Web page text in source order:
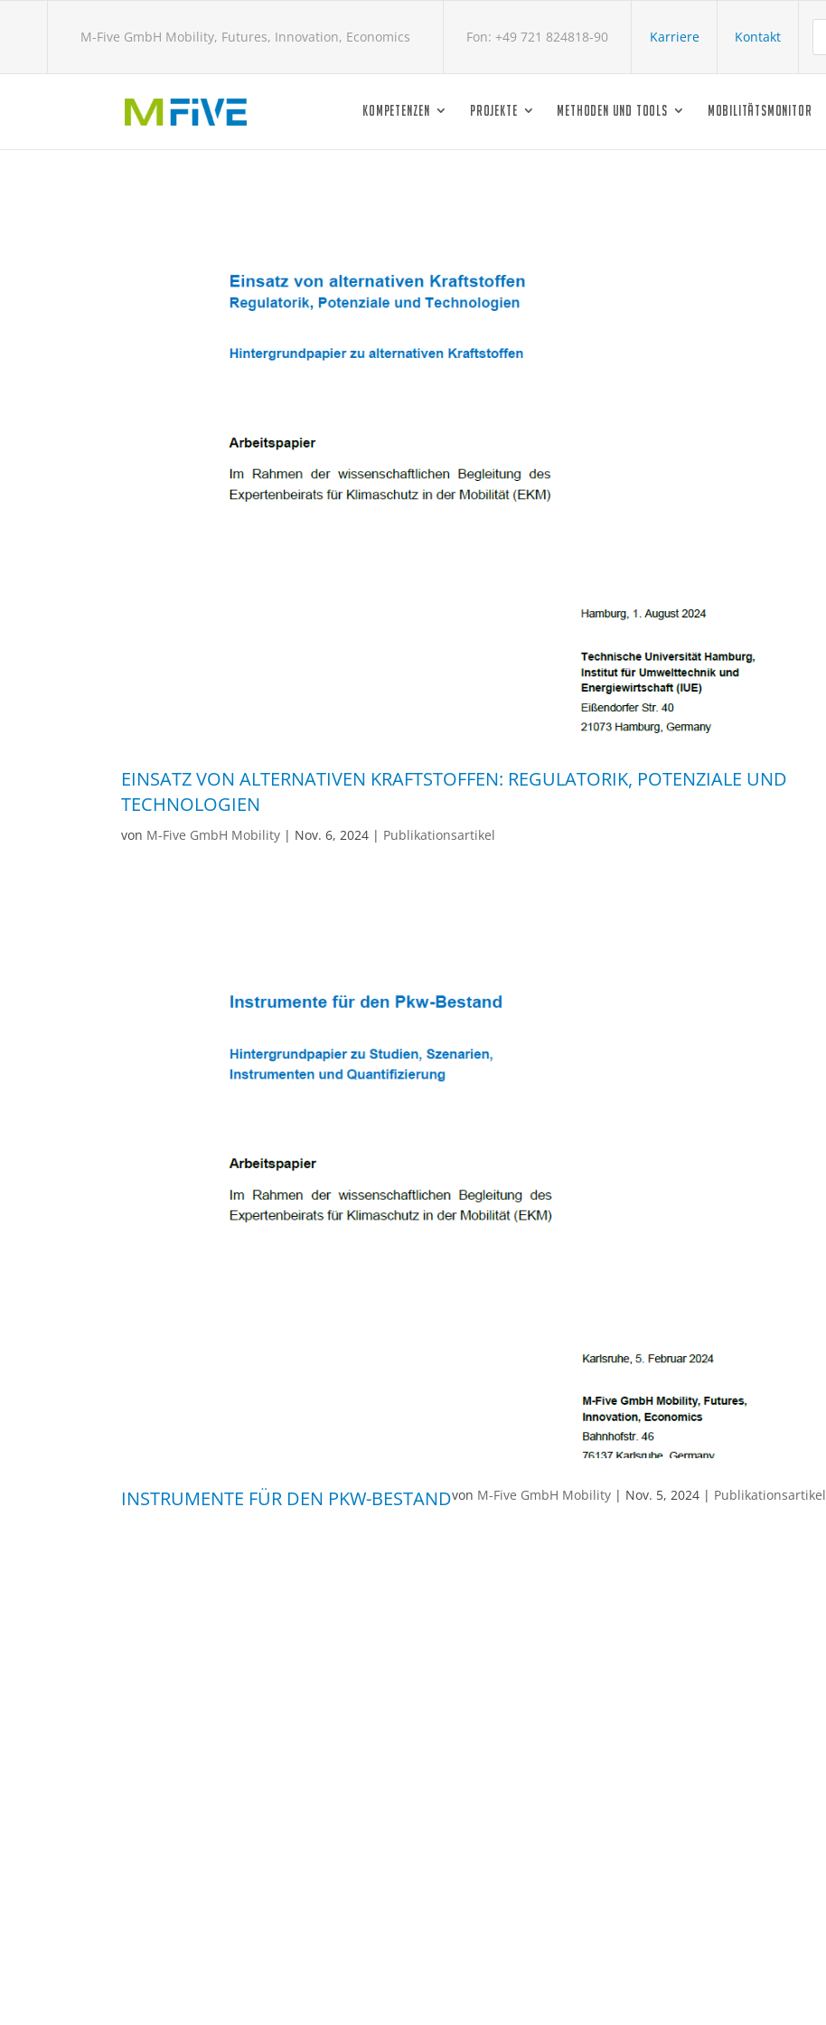
M-Five GmbH Mobility, Futures, Innovation, Economics Fon: +49 721 824818-90 Karriere Kontakt
KOMPETENZEN PROJEKTE METHODEN UND TOOLS MOBILITÄTSMONITOR
EINSATZ VON ALTERNATIVEN KRAFTSTOFFEN: REGULATORIK, POTENZIALE UND
TECHNOLOGIEN
von M-Five GmbH Mobility | Nov. 6, 2024 | Publikationsartikel
INSTRUMENTE FÜR DEN PKW-BESTANDvon M-Five GmbH Mobility | Nov. 5, 2024 | Publikationsartikel